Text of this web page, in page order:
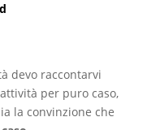
devo raccontarvi
per puro caso,
la convinzione che